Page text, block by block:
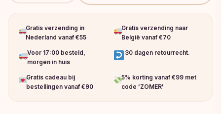
Gratis verzending in
Nederland vanaf €55
Gratis verzending naar
België vanaf €70
Voor 17:00 besteld,
morgen in huis
30 dagen retourrecht.
Gratis cadeau bij
bestellingen vanaf €90
5% korting vanaf €99 met
code 'ZOMER'